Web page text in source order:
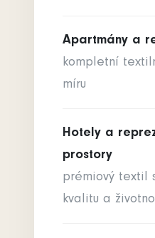
Apartmány a
kompletní
míru
Hotely a
prostory
prémiový textil
kvalitu a